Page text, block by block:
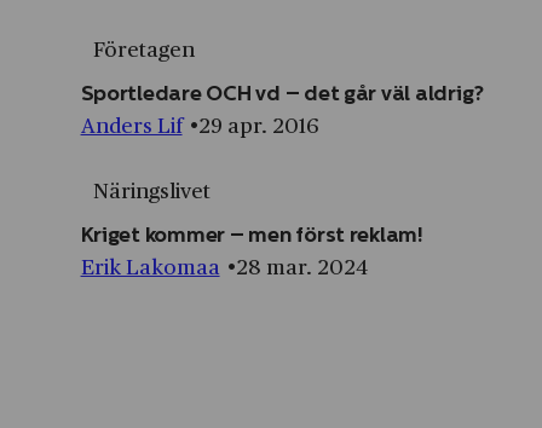
Företagen
Sportledare OCH vd – det går väl aldrig?
Anders Lif 29 apr. 2016
Näringslivet
Kriget kommer – men först reklam!
Erik Lakomaa 28 mar. 2024